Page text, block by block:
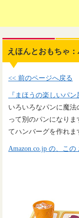
えほんとおもちゃ
<< 前のページへ戻る
『まほうの楽しいパン
いろいろなパンに魔
って別のパンになり
てハンバーグを作れ
Amazon.co.jp の、こ